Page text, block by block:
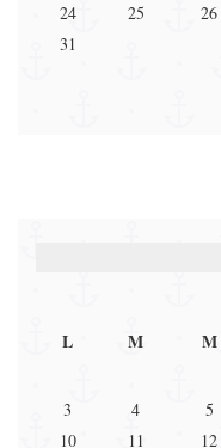
24
25 26
31
L M M
3
4 5
10
11 12